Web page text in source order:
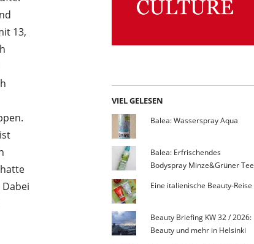
13,
VIEL GELESEN
Balea: Wasserspray Aqua
Balea: Erfrischendes
Bodyspray Minze&Grüner Tee
Eine italienische Beauty-Reise
Beauty Briefing KW 32 / 2026:
Beauty und mehr in Helsinki